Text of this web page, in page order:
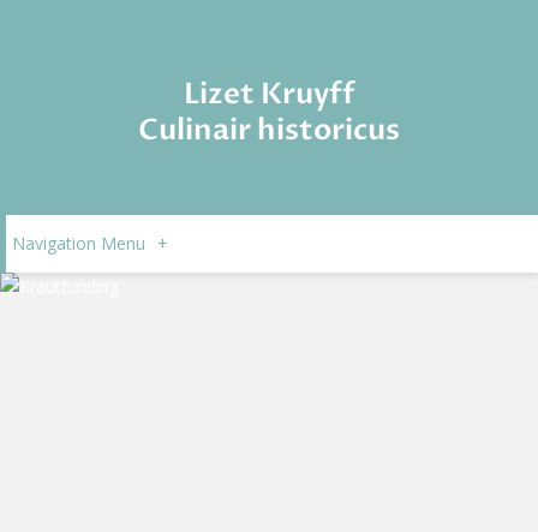
Lizet Kruyff
Culinair historicus
Navigation Menu +